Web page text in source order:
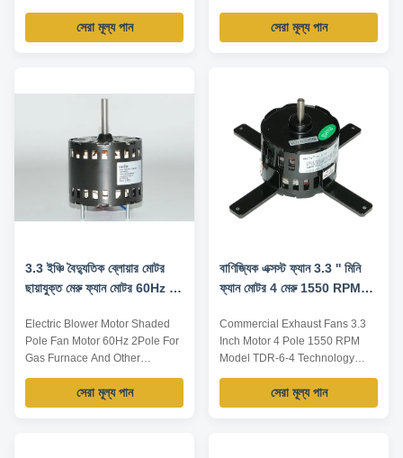
Fans Technical Parameters:
Model Output power /W Voltage
/V Frequency /Hz Rated current
15 115 60 0.4 2 3000 TDR-35-2
সেরা মূল্য পান
enclosure Specification: Model
Output power /W Voltage /V
Frequency /Hz Rated current /A
Nickel plating for shaft,
electrophoretic coating ...
সেরা মূল্য পান
3.3 ইঞ্চি বৈদ্যুতিক ব্লোয়ার মোটর
ছায়াযুক্ত মেরু ফ্যান মোটর 60Hz 2
সরঞ্জাম জন্য মেরু
Electric Blower Motor Shaded
Pole Fan Motor 60Hz 2Pole For
Gas Furnace And Other
Ventilation equipment Technical
Parameters: Model Output
power /W Voltage /V Frequency
সেরা মূল্য পান
বাণিজ্যিক এক্সস্ট ফ্যান 3.3 '' মিনি
ফ্যান মোটর 4 মেরু 1550 RPM
Commercial Exhaust Fans 3.3
Inch Motor 4 Pole 1550 RPM
Model TDR-6-4 Technology
specification: Model TDR-6-4
Power 6W Voltage 110V
Frequency 60Hz Current 0.27A
সেরা মূল্য পান